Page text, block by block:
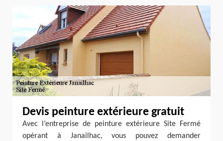
Devis peinture extérieure gratuit
Avec l’entreprise de peinture extérieure Site Fermé
opérant à Janailhac, vous pouvez demander